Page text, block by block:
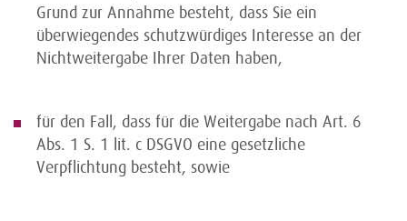
Grund zur Annahme besteht, dass Sie ein
überwiegendes schutzwürdiges Interesse an der
Nichtweitergabe Ihrer Daten haben,
für den Fall, dass für die Weitergabe nach Art. 6
Abs. 1 S. 1 lit. c DSGVO eine gesetzliche
Verpflichtung besteht, sowie